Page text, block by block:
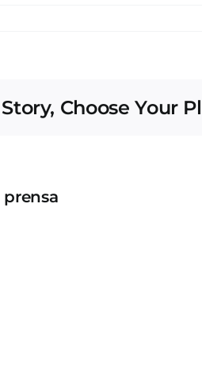
Choose Your
prensa